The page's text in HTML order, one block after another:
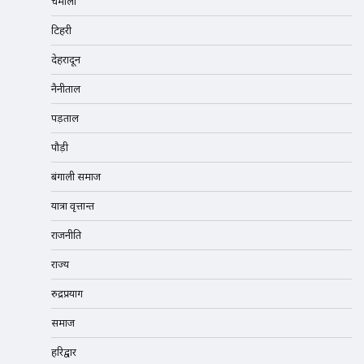
टिहरी
देहरादून
नैनीताल
पड़ताल
पौड़ी
बंगाली समाज
यात्रा वृत्तान्त
राजनीति
राज्य
रुद्रप्रयाग
समाज
हरिद्वार